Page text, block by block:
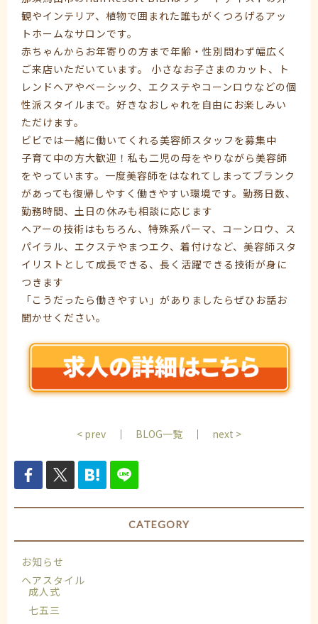
観やインテリア、植物で囲まれた誰もがくつろげるアッ
トホームなサロンです。
赤ちゃんからお年寄りの方まで年齢・性別問わず幅広く
ご来店いただいています。 小さなお子さまのカット、ト
レンドヘアやベーシック、エクステやコーンロウなどの個
性派スタイルまで。好きなおしゃれを自由にお楽しみい
ただけます。
ビビでは一緒に働いてくれる美容師スタッフを募集中
子育て中の方大歓迎！私も二児の母をやりながら美容師
をやっています。一度美容師をはなれてしまってブランク
があっても復帰しやすく働きやすい環境です。勤務日数、
勤務時間、土日の休みも相談に応じます
ヘアーの技術はもちろん、特殊系パーマ、コーンロウ、ス
パイラル、エクステやまつエク、着付けなど、美容師スタ
イリストとして成長できる、長く活躍できる技術が身に
つきます
「こうだったら働きやすい」がありましたらぜひお話お
聞かせください。
< prev ｜ BLOG一覧 ｜ next >
CATEGORY
お知らせ
ヘアスタイル
成人式
七五三